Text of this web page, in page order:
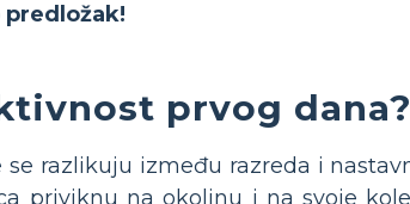
prvog dana?
razlikuju između razreda i
priviknu na okolinu i na svoje